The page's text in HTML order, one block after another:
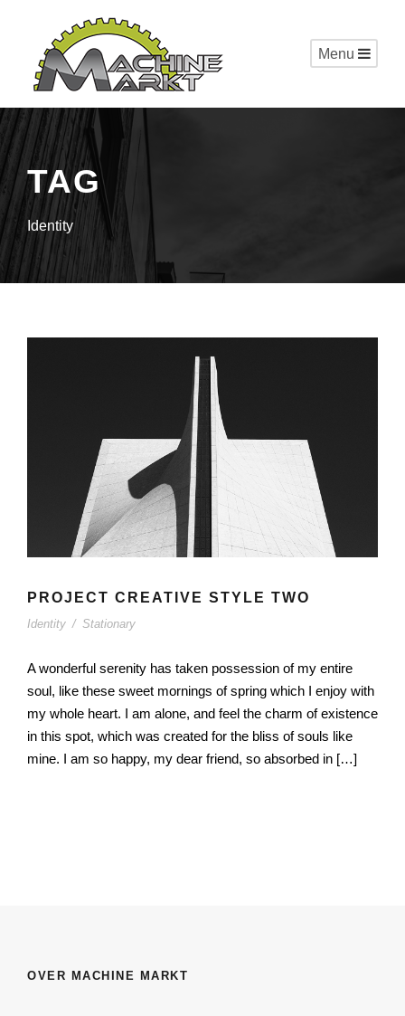
Menu
TAG
Identity
PROJECT CREATIVE STYLE TWO
Identity / Stationary
A wonderful serenity has taken possession of my entire
soul, like these sweet mornings of spring which I enjoy with
my whole heart. I am alone, and feel the charm of existence
in this spot, which was created for the bliss of souls like
mine. I am so happy, my dear friend, so absorbed in […]
OVER MACHINE MARKT